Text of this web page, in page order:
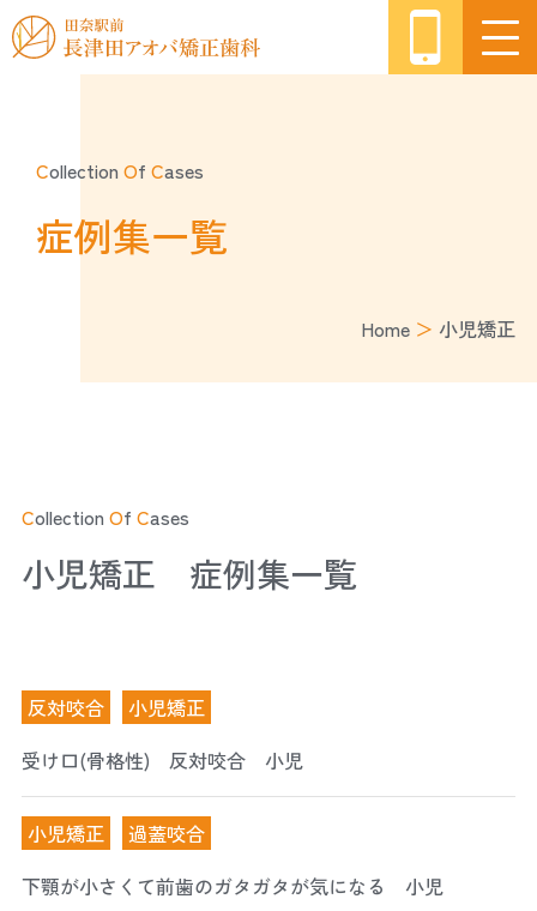
Collection Of Cases
症例集一覧
Home ＞ 小児矯正
Collection Of Cases
小児矯正 症例集一覧
反対咬合
小児矯正
受け口(骨格性) 反対咬合 小児
小児矯正
過蓋咬合
下顎が小さくて前歯のガタガタが気になる 小児